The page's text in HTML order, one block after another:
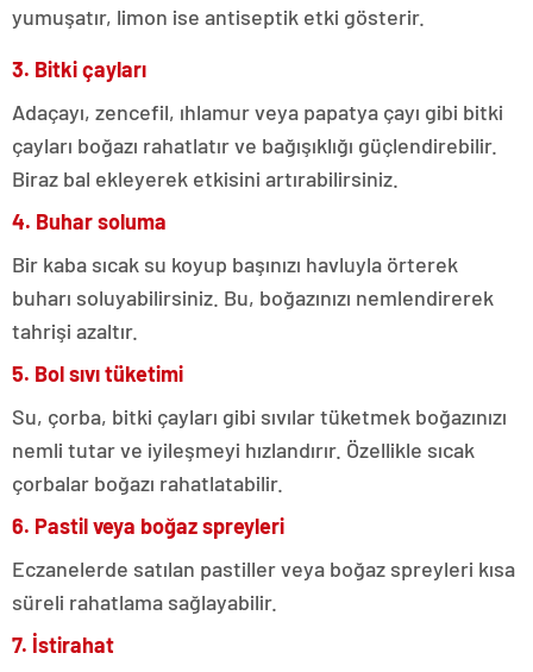
yumuşatır, limon ise antiseptik etki gösterir.
3. Bitki çayları
Adaçayı, zencefil, ıhlamur veya papatya çayı gibi bitki
çayları boğazı rahatlatır ve bağışıklığı güçlendirebilir.
Biraz bal ekleyerek etkisini artırabilirsiniz.
4. Buhar soluma
Bir kaba sıcak su koyup başınızı havluyla örterek
buharı soluyabilirsiniz. Bu, boğazınızı nemlendirerek
tahrişi azaltır.
5. Bol sıvı tüketimi
Su, çorba, bitki çayları gibi sıvılar tüketmek boğazınızı
nemli tutar ve iyileşmeyi hızlandırır. Özellikle sıcak
çorbalar boğazı rahatlatabilir.
6. Pastil veya boğaz spreyleri
Eczanelerde satılan pastiller veya boğaz spreyleri kısa
süreli rahatlama sağlayabilir.
7. İstirahat